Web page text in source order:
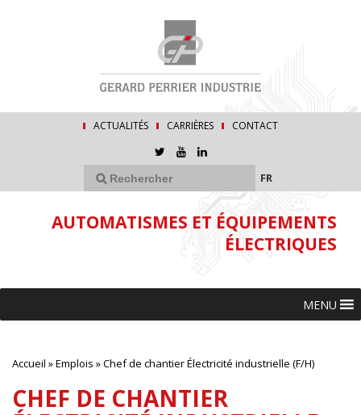
ACTUALITÉS CARRIÈRES CONTACT
FR
AUTOMATISMES ET ÉQUIPEMENTS
ÉLECTRIQUES
MENU
Accueil »Emplois »Chef de chantier Électricité industrielle (F/H)
CHEF DE CHANTIER